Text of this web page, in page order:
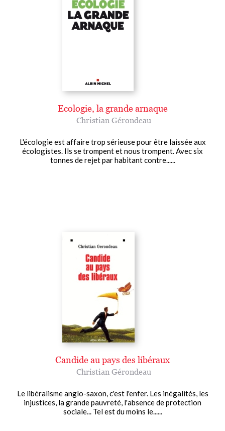
Ecologie, la grande arnaque
Christian Gérondeau
L'écologie est affaire trop sérieuse pour être laissée aux
écologistes. Ils se trompent et nous trompent. Avec six
tonnes de rejet par habitant contre......
Candide au pays des libéraux
Christian Gérondeau
Le libéralisme anglo-saxon, c'est l'enfer. Les inégalités, les
injustices, la grande pauvreté, l'absence de protection
sociale... Tel est du moins le......